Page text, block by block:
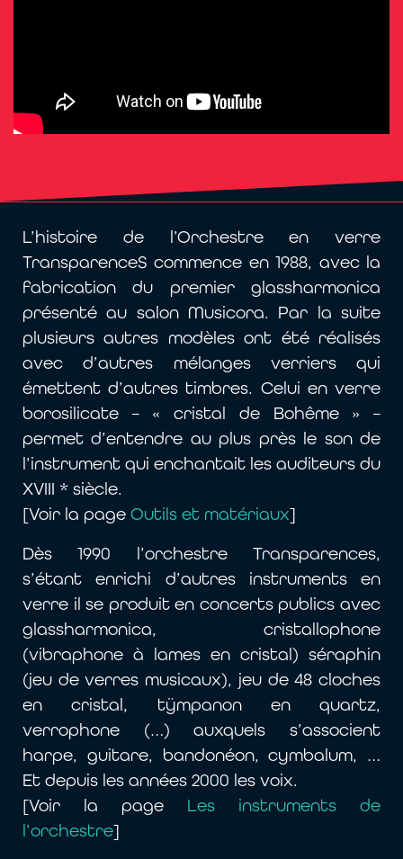
L’histoire de l’Orchestre en verre
TransparenceS commence en 1988, avec la
fabrication du premier glassharmonica
présenté au salon Musicora. Par la suite
plusieurs autres modèles ont été réalisés
avec d’autres mélanges verriers qui
émettent d’autres timbres. Celui en verre
borosilicate – « cristal de Bohême » –
permet d’entendre au plus près le son de
l’instrument qui enchantait les auditeurs du
XVIII * siècle.
[Voir la page Outils et matériaux]
Dès 1990 l’orchestre Transparences,
s’étant enrichi d’autres instruments en
verre il se produit en concerts publics avec
glassharmonica, cristallophone
(vibraphone à lames en cristal) séraphin
(jeu de verres musicaux), jeu de 48 cloches
en cristal, tÿmpanon en quartz,
verrophone (…) auxquels s’associent
harpe, guitare, bandonéon, cymbalum, …
Et depuis les années 2000 les voix.
[Voir la page Les instruments de
l’orchestre]